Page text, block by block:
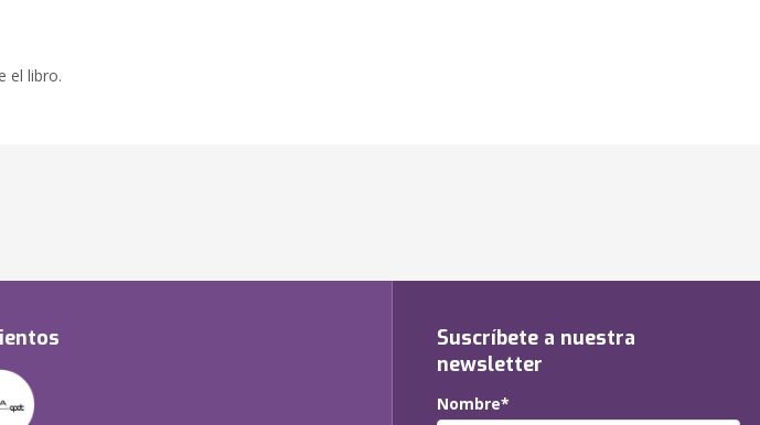
el libro.
Suscríbete a nuestra
newsletter
Nombre*